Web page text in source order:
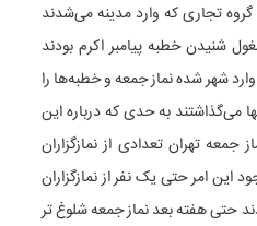
تجاری که وارد مدینه می‌شدند
شنیدن خطبه پیامبر اکرم بودند
شهر شده نماز جمعه و خطبه‌ها را
می‌گذاشتند به حدی که درباره این
جمعه تهران تعدادی از نمازگزاران
این امر حتی یک نفر از نمازگزاران
حتی هفته بعد نماز جمعه شلوغ تر